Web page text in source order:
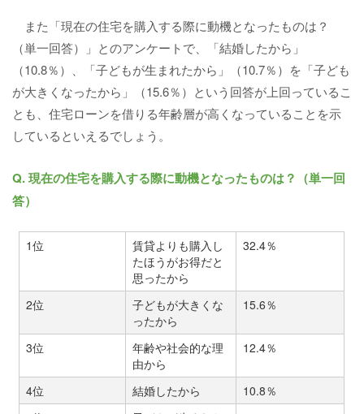
また「現在の住宅を購入する際に動機となったものは？
（単一回答）」とのアンケートで、「結婚したから」
（10.8％）、「子どもが生まれたから」（10.7％）を「子ども
が大きくなったから」（15.6％）という回答が上回っているこ
とも、住宅ローンを借りる年齢層が高くなっていることを示
しているといえるでしょう。
Q. 現在の住宅を購入する際に動機となったものは？（単一回
答）
1位
賃貸よりも購入し
たほうがお得だと
思ったから
32.4％
2位
子どもが大きくな
ったから
15.6％
3位
年齢や社会的な理
由から
12.4％
4位 結婚したから
10.8％